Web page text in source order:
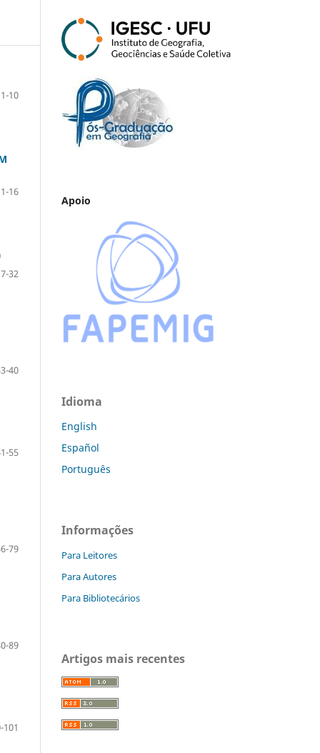
1-10
16
32
40
55
79
89
101
Apoio
Idioma
English
Español
Português
Informações
Para Leitores
Para Autores
Para Bibliotecários
Artigos mais recentes